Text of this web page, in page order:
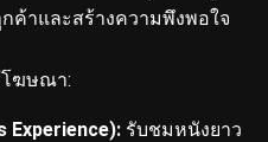
ค้าและสร้างความพึงพอใจ
โฆษณา:
Experience): รับชมหนังยาว